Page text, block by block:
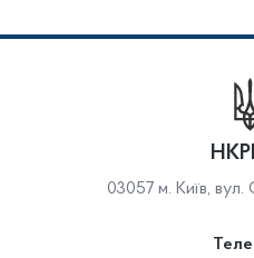
03057 м. Київ, вул.